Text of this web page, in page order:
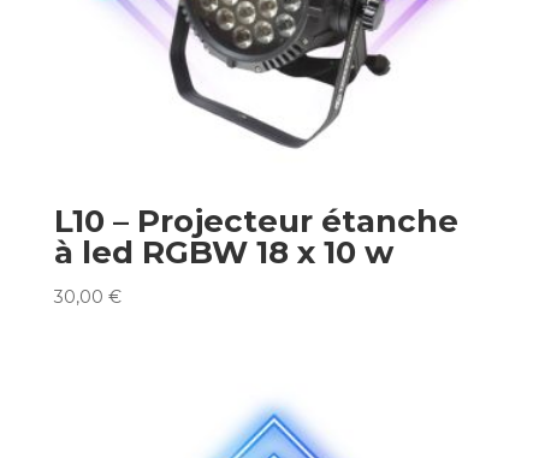
L10 – Projecteur étanche
à led RGBW 18 x 10 w
30,00 €